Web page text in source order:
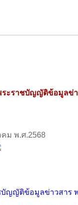
ระราชบัญญัติข้อมูลข่า
คม พ.ศ.2568
ญญัติข้อมูลข่าวสาร พ